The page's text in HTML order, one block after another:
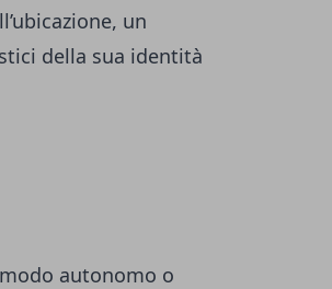
un
della sua identità
autonomo o